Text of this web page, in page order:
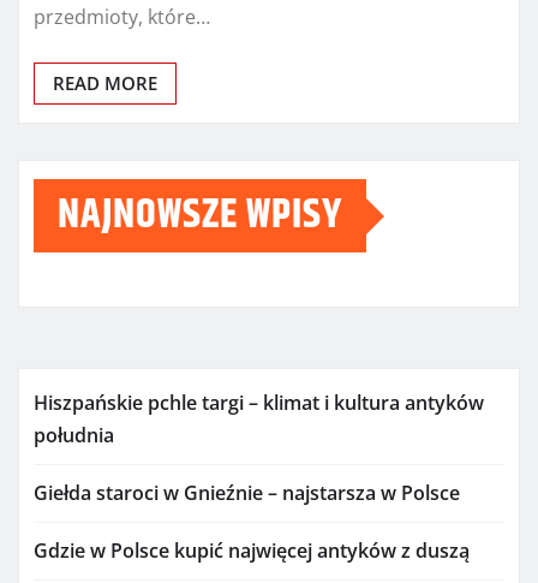
przedmioty, które…
READ MORE
NAJNOWSZE WPISY
Hiszpańskie pchle targi – klimat i kultura antyków
południa
Giełda staroci w Gnieźnie – najstarsza w Polsce
Gdzie w Polsce kupić najwięcej antyków z duszą